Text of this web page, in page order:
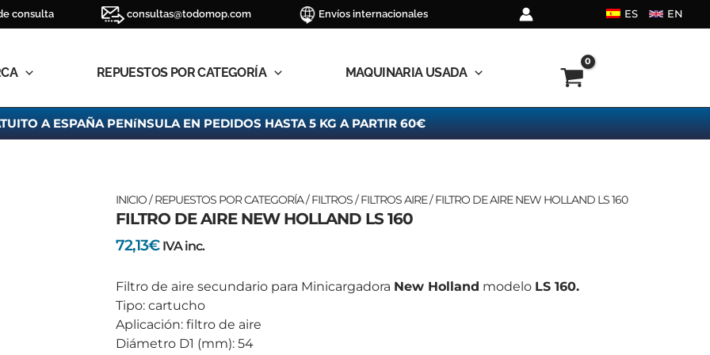
consulta consultas@todomop.com Envíos internacionales ES EN
REPUESTOS POR CATEGORÍA MAQUINARIA USADA
A ESPAÑA PENíNSULA EN PEDIDOS HASTA 5 KG A PARTIR 60€
INICIO/REPUESTOS POR CATEGORÍA/FILTROS/FILTROS AIRE/ FILTRO DE AIRE NEW HOLLAND LS 160
FILTRO DE AIRE NEW HOLLAND LS 160
72,13€ IVA inc.
Filtro de aire secundario para Minicargadora New Holland modelo LS 160.
Tipo: cartucho
Aplicación: filtro de aire
Diámetro D1 (mm): 54
FILTRO
DE
AIRE
NEW
LS
160
cantidad